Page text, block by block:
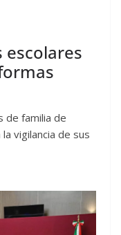
escolares
de familia de
vigilancia de sus